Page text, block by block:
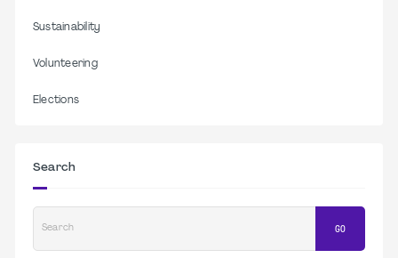
Search
Search GO
Sustainability
Volunteering
Elections